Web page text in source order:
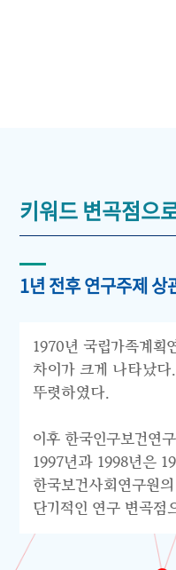
키워드 변곡점으
1년 전후 연구주제 상
1970년 국립가족계획
차이가 크게 나타났다
뚜렷하였다.
이후 한국인구보건연
1997년과 1998년은
한국보건사회연구원
단기적인 연구 변곡점